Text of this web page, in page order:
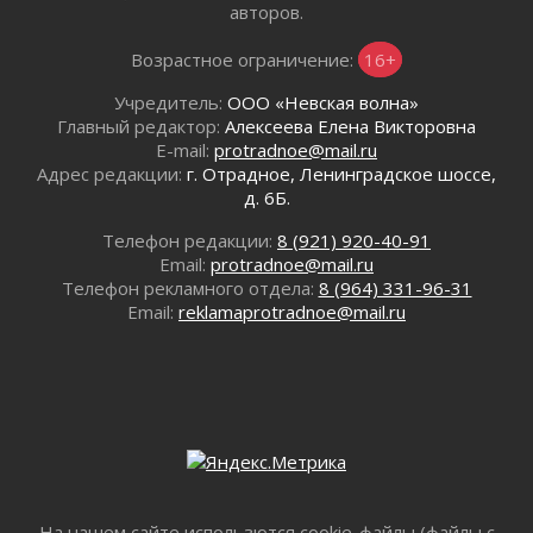
Километровые столбы «Дороги жизни»
отправили на реставрацию
02 августа 2026
Ленобласть внедрила передовую подготовку
операторов БПЛА
В Ивангороде появилась «Избушка-
воробушка»
02 августа 2026
Юхла, мука, кантеле и Водяной
летию Билибина
авторов.
Возрастное ограничение: 16+
Учредитель: ООО «Невская волна»
Главный редактор: Алексеева Елена Викторовна
E-mail: protradnoe@mail.ru
Адрес редакции: г. Отрадное, Ленинградское шоссе,
д. 6Б.
Телефон редакции: 8 (921) 920-40-91
Email: protradnoe@mail.ru
Телефон рекламного отдела: 8 (964) 331-96-31
Email: reklamaprotradnoe@mail.ru